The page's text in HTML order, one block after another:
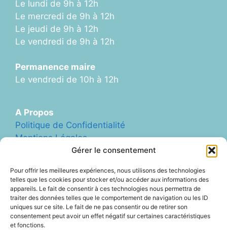
Gérer le consentement
Pour offrir les meilleures expériences, nous utilisons des technologies
telles que les cookies pour stocker et/ou accéder aux informations des
appareils. Le fait de consentir à ces technologies nous permettra de
traiter des données telles que le comportement de navigation ou les ID
uniques sur ce site. Le fait de ne pas consentir ou de retirer son
consentement peut avoir un effet négatif sur certaines caractéristiques
et fonctions.
Le lundi de 9h à 12h
Le mercredi de 9h à 12h
Le jeudi de 9h à 12h
Le vendredi de 9h à 12h
Permanence maire
Le vendredi de 10h à 12h
A Propos
Politique de Confidentialité
Mentions Légales
Abonnement Newletter
Liens Divers
Archives (ancien site Blog)